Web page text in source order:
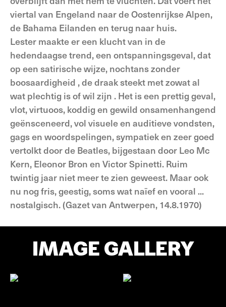
viertal van Engeland naar de Oostenrijkse Alpen,
de Bahama Eilanden en terug naar huis.
Lester maakte er een klucht van in de
hedendaagse trend, een ontspanningsgeval, dat
op een satirische wijze, nochtans zonder
boosaardigheid , de draak steekt met zowat al
wat plechtig is of wil zijn . Het is een prettig geval,
vlot, virtuoos, koddig en gewild onsamenhangend
geënsceneerd, vol visuele en auditieve vondsten,
gags en woordspelingen, sympatiek en zeer goed
vertolkt door de Beatles, bijgestaan door Leo Mc
Kern, Eleonor Bron en Victor Spinetti. Ruim
twintig jaar niet meer te zien ge­weest. Maar ook
nu nog fris, geestig, soms wat naïef en vooral ...
nostalgisch. (Gazet van Antwerpen, 14.8.1970)
IMAGE GALLERY